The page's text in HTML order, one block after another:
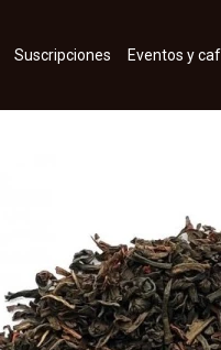
Suscripciones Eventos y